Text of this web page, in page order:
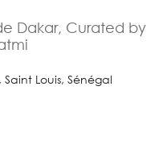
Dakar, Curated by
Louis, Sénégal